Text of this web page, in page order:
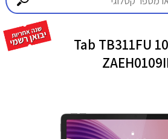
טאבלט לילדים "10.1 Tab TB311FU